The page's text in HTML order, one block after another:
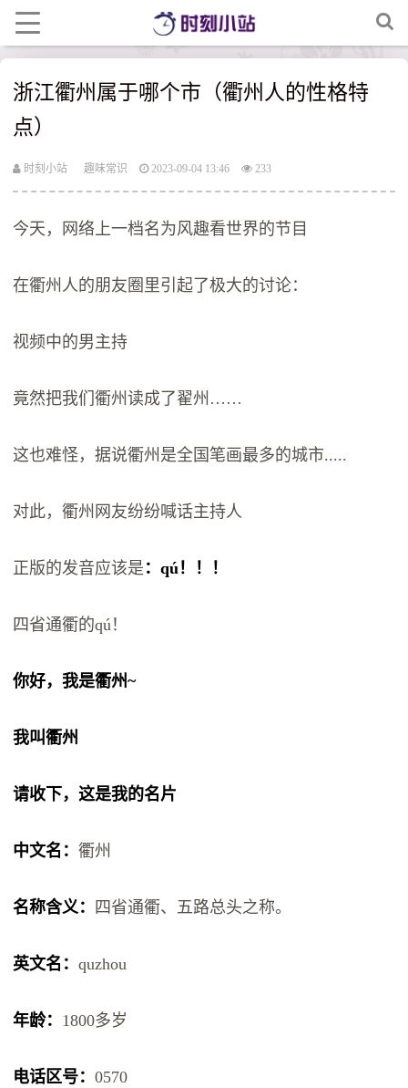
浙江衢州属于哪个市（衢州人的性格特
点）
时刻小站 趣味常识 2023-09-04 13:46 233
今天，网络上一档名为风趣看世界的节目
在衢州人的朋友圈里引起了极大的讨论：
视频中的男主持
竟然把我们衢州读成了翟州……
这也难怪，据说衢州是全国笔画最多的城市.....
对此，衢州网友纷纷喊话主持人
正版的发音应该是 ：qú！！！
四省通衢的qú！
你好，我是衢州~
我叫衢州
请收下，这是我的名片
中文名：衢州
名称含义： 四省通衢、五路总头之称。
英文名：quzhou
年龄： 1800多岁
电话区号：0570